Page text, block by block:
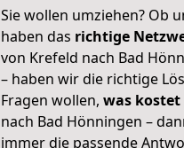
Sie wollen umziehen? Ob
haben das richtige
von Krefeld nach Bad
– haben wir die richtige
Fragen wollen, was
nach Bad Hönningen –
immer die passende